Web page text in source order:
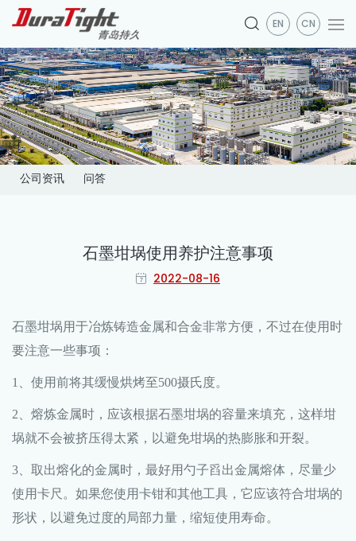
EN CN
公司资讯 问答
石墨坩埚使用养护注意事项
2022-08-16
石墨坩埚用于冶炼铸造金属和合金非常方便，不过在使用时
要注意一些事项：
1、使用前将其缓慢烘烤至500摄氏度。
2、熔炼金属时，应该根据石墨坩埚的容量来填充，这样坩
埚就不会被挤压得太紧，以避免坩埚的热膨胀和开裂。
3、取出熔化的金属时，最好用勺子舀出金属熔体，尽量少
使用卡尺。如果您使用卡钳和其他工具，它应该符合坩埚的
形状，以避免过度的局部力量，缩短使用寿命。